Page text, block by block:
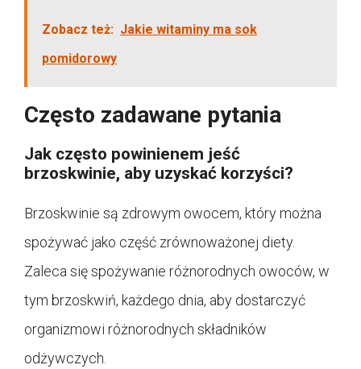
Zobacz też: Jakie witaminy ma sok
pomidorowy
Często zadawane pytania
Jak często powinienem jeść
brzoskwinie, aby uzyskać korzyści?
Brzoskwinie są zdrowym owocem, który można
spożywać jako część zrównoważonej diety.
Zaleca się spożywanie różnorodnych owoców, w
tym brzoskwiń, każdego dnia, aby dostarczyć
organizmowi różnorodnych składników
odżywczych.